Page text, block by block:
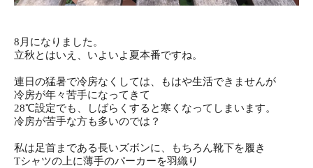
8月になりました。
立秋とはいえ、いよいよ夏本番ですね。
連日の猛暑で冷房なくしては、もはや生活できませんが
冷房が年々苦手になってきて
28℃設定でも、しばらくすると寒くなってしまいます。
冷房が苦手な方も多いのでは？
私は足首まである長いズボンに、もちろん靴下を履き
Tシャツの上に薄手のパーカーを羽織り